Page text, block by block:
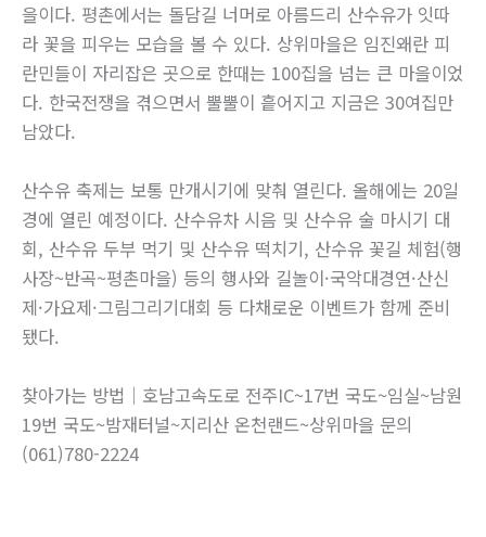
을이다. 평촌에서는 돌담길 너머로 아름드리 산수유가 잇따
라 꽃을 피우는 모습을 볼 수 있다. 상위마을은 임진왜란 피
란민들이 자리잡은 곳으로 한때는 100집을 넘는 큰 마을이었
다. 한국전쟁을 겪으면서 뿔뿔이 흩어지고 지금은 30여집만
남았다.
산수유 축제는 보통 만개시기에 맞춰 열린다. 올해에는 20일
경에 열린 예정이다. 산수유차 시음 및 산수유 술 마시기 대
회, 산수유 두부 먹기 및 산수유 떡치기, 산수유 꽃길 체험(행
사장~반곡~평촌마을) 등의 행사와 길놀이·국악대경연·산신
제·가요제·그림그리기대회 등 다채로운 이벤트가 함께 준비
됐다.
찾아가는 방법｜호남고속도로 전주IC~17번 국도~임실~남원
19번 국도~밤재터널~지리산 온천랜드~상위마을 문의
(061)780-2224